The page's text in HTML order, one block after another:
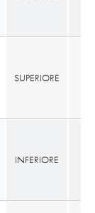
SUPERIORE
INFERIORE